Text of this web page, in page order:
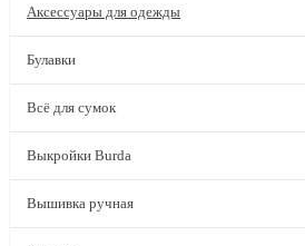
Аксессуары для одежды
Булавки
Всё для сумок
Выкройки Burda
Вышивка ручная